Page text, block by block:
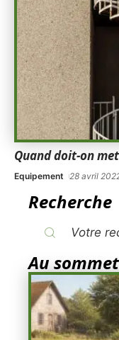
Quand doit-on
Equipement 28 avril
Recherche
Au sommet